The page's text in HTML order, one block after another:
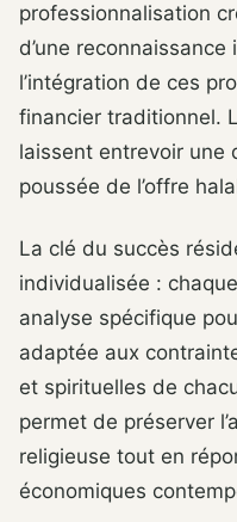
professionnalisation
d’une
l’intégration de ces
financier traditionnel.
laissent entrevoir une
poussée de l’offre
La clé du succès
individualisée :
analyse spécifique
adaptée aux
et spirituelles de
permet de préserver
religieuse tout en
économiques